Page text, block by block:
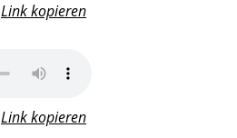
Link kopieren
Link kopieren